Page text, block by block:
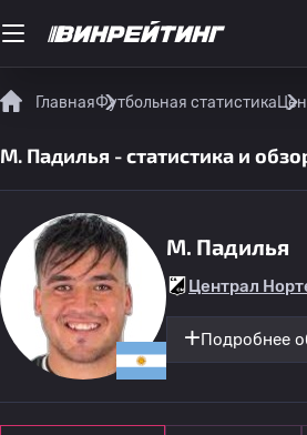
ГлавнаяФутбольная статистика
M. Падилья - статистика и
M. Падилья
Централ
Подробнее